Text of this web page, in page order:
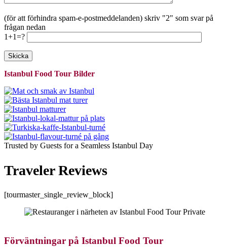
(för att förhindra spam-e-postmeddelanden) skriv "2" som svar på
frågan nedan
1+1=?
Istanbul Food Tour Bilder
Trusted by Guests for a Seamless Istanbul Day
Traveler Reviews
[tourmaster_single_review_block]
Förväntningar på Istanbul Food Tour